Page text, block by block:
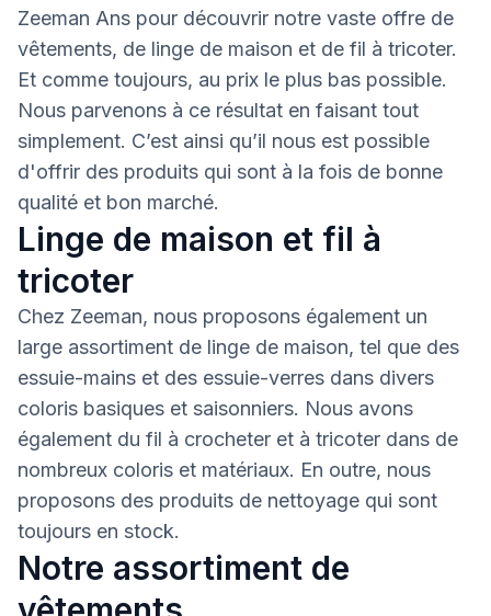
Zeeman Ans pour découvrir notre vaste offre de
vêtements, de linge de maison et de fil à tricoter.
Et comme toujours, au prix le plus bas possible.
Nous parvenons à ce résultat en faisant tout
simplement. C’est ainsi qu’il nous est possible
d'offrir des produits qui sont à la fois de bonne
qualité et bon marché.
Linge de maison et fil à
tricoter
Chez Zeeman, nous proposons également un
large assortiment de linge de maison, tel que des
essuie-mains et des essuie-verres dans divers
coloris basiques et saisonniers. Nous avons
également du fil à crocheter et à tricoter dans de
nombreux coloris et matériaux. En outre, nous
proposons des produits de nettoyage qui sont
toujours en stock.
Notre assortiment de